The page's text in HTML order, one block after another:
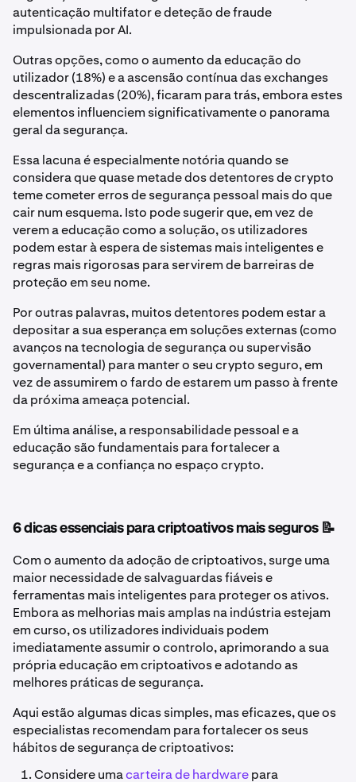
autenticação multifator e deteção de fraude
impulsionada por AI.
Outras opções, como o aumento da educação do
utilizador (18%) e a ascensão contínua das exchanges
descentralizadas (20%), ficaram para trás, embora estes
elementos influenciem significativamente o panorama
geral da segurança.
Essa lacuna é especialmente notória quando se
considera que quase metade dos detentores de crypto
teme cometer erros de segurança pessoal mais do que
cair num esquema. Isto pode sugerir que, em vez de
verem a educação como a solução, os utilizadores
podem estar à espera de sistemas mais inteligentes e
regras mais rigorosas para servirem de barreiras de
proteção em seu nome.
Por outras palavras, muitos detentores podem estar a
depositar a sua esperança em soluções externas (como
avanços na tecnologia de segurança ou supervisão
governamental) para manter o seu crypto seguro, em
vez de assumirem o fardo de estarem um passo à frente
da próxima ameaça potencial.
Em última análise, a responsabilidade pessoal e a
educação são fundamentais para fortalecer a
segurança e a confiança no espaço crypto.
6 dicas essenciais para criptoativos mais seguros 📝
Com o aumento da adoção de criptoativos, surge uma
maior necessidade de salvaguardas fiáveis e
ferramentas mais inteligentes para proteger os ativos.
Embora as melhorias mais amplas na indústria estejam
em curso, os utilizadores individuais podem
imediatamente assumir o controlo, aprimorando a sua
própria educação em criptoativos e adotando as
melhores práticas de segurança.
Aqui estão algumas dicas simples, mas eficazes, que os
especialistas recomendam para fortalecer os seus
hábitos de segurança de criptoativos:
Considere umacarteira de hardwarepara